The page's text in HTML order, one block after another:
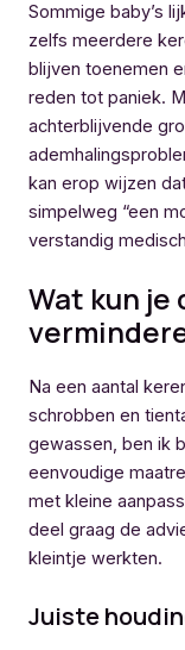
Sommige baby’s
zelfs meerdere
blijven toenemen
reden tot paniek.
achterblijvende
kan erop wijzen
simpelweg “een
verstandig
Wat kun je
Na een aantal
schrobben en
gewassen, ben ik
eenvoudige
met kleine
deel graag de
kleintje werkten.
Juiste